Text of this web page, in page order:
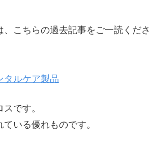
こちらの過去記事をご一読くださ
タルケア製品
です。
いる優れものです。